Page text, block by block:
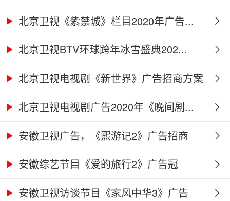
北京卫视《紫禁城》栏目2020年广告...
北京卫视BTV环球跨年冰雪盛典202...
北京卫视电视剧《新世界》广告招商方案
北京卫视电视剧广告2020年《晚间剧...
安徽卫视广告，《熙游记2》广告招商
合...安徽综艺节目《爱的旅行2》广告冠
名、...
安徽卫视访谈节目《家风中华3》广告